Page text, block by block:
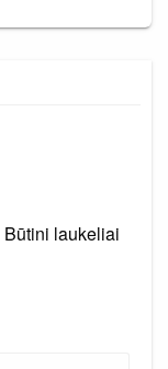
Būtini laukeliai